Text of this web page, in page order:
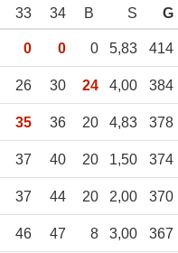
33 34 B S G
0 0 0 5,83 414
26 30 24 4,00 384
35 36 20 4,83 378
37 40 20 1,50 374
37 44 20 2,00 370
46 47 8 3,00 367